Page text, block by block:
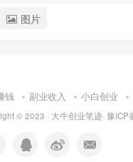
图片
钱 副业收入 小白创业
© 2023 · 大牛创业笔迹· 豫ICP